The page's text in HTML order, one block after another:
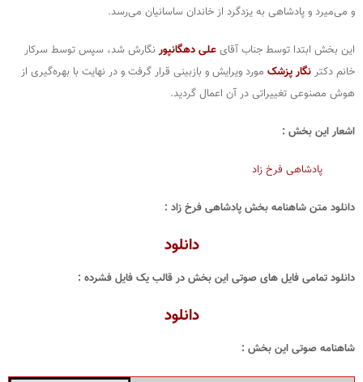
و می‌میرد و پادشاهی به یزدگرد از خاندان ساسانیان می‌‌رسد.
این بخش ابتدا توسط جناب آقای علی دهگانپورنگارش شد، سپس توسط سرکار
خانم دکتر نگار پزشک مورد ویرایش و بازبینی قرار گرفت و در نهایت با بهره‌گیری از
هوش مصنوعی تغییراتی در آن اعمال گردید.
اشعار این بخش :
پادشاهی فرخ زاد
دانلود متن شاهنامه بخش پادشاهی فرخ زاد :
دانلود
دانلود تمامی فایل های صوتی این بخش در قالب یک فایل فشرده :
دانلود
شاهنامه صوتی این بخش :